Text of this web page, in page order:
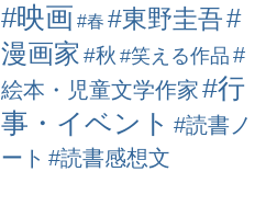
#映画 #春 #東野圭吾#
漫画家 #秋#笑える作品#
絵本・児童文学作家#行
事・イベント #読書ノ
ート #読書感想文